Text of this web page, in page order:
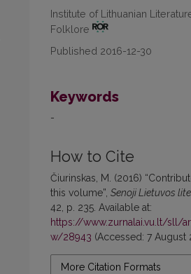
Institute of Lithuanian
Folklore
Published 2016-12-30
Keywords
-
How to Cite
Čiurinskas, M. (2016)
this volume”, Senoji Lietuvos
42, p. 235. Available at:
https://www.zurnalai.vu.lt/sll/
w/28943 (Accessed: 7 August
More Citation Formats